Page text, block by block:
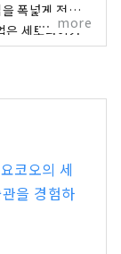
폭넓게 전개
은 세토나이카
박시설이나 교
형 기획 여
세토우치
more
코오의 세
을 경험하